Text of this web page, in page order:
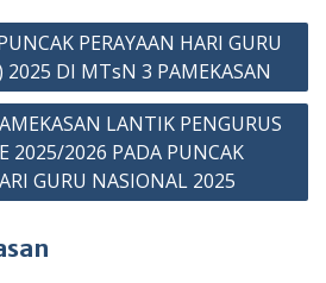
g
er
Cl
as
sr
o
o
m
PERAYAAN HARI GURU
2025 DI MTsN 3 PAMEKASAN
LANTIK PENGURUS
2025/2026 PADA PUNCAK
GURU NASIONAL 2025